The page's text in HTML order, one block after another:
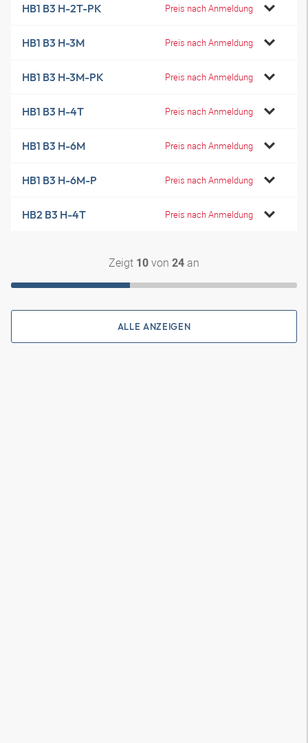
HB1 B3 H-2T-PK Preis nach Anmeldung
HB1 B3 H-3M Preis nach Anmeldung
HB1 B3 H-3M-PK Preis nach Anmeldung
HB1 B3 H-4T Preis nach Anmeldung
HB1 B3 H-6M Preis nach Anmeldung
HB1 B3 H-6M-P Preis nach Anmeldung
HB2 B3 H-4T Preis nach Anmeldung
Zeigt 10 von 24 an
ALLE ANZEIGEN